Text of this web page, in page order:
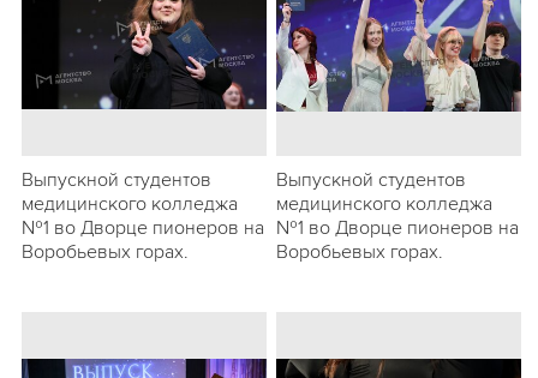
Выпускной студентов
медицинского колледжа
№1 во Дворце пионеров на
Воробьевых горах.
Выпускной студентов
медицинского колледжа
№1 во Дворце пионеров на
Воробьевых горах.